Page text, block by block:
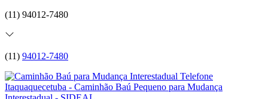
(11) 94012-7480
(11) 94012-7480